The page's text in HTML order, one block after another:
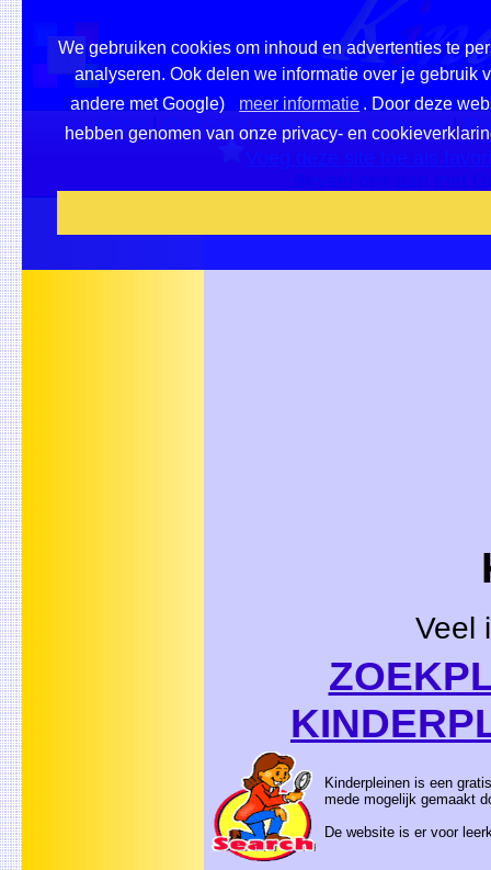
We gebruiken cookies om inhoud en advertenties te
analyseren. Ook delen we informatie over je gebruik
andere met Google)
meer informatie . Door deze
hebben genomen van onze privacy- en
Home|Overzicht onderwerpen / pleinen|
Veel
Kinderpleinen is een
mede mogelijk gemaakt
De website is er voor